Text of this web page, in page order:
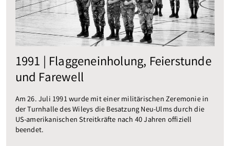
1991 | Flaggeneinholung, Feierstunde
und Farewell
Am 26. Juli 1991 wurde mit einer militärischen Zeremonie in
der Turnhalle des Wileys die Besatzung Neu-Ulms durch die
US-amerikanischen Streitkräfte nach 40 Jahren offiziell
beendet.